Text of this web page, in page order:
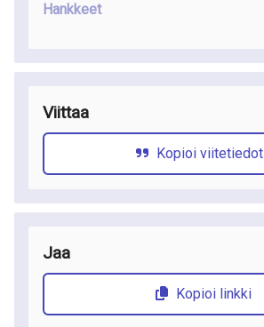
Hankkeet
Viittaa
Kopioi viitetiedot
Jaa
Kopioi linkki